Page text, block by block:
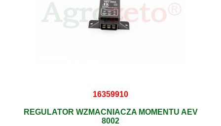
16359910
REGULATOR WZMACNIACZA MOMENTU AEV
8002